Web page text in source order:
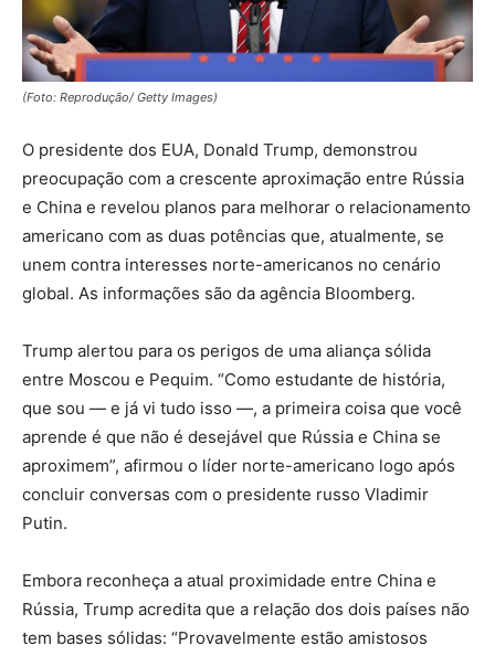
(Foto: Reprodução/ Getty Images)
O presidente dos EUA, Donald Trump, demonstrou
preocupação com a crescente aproximação entre Rússia
e China e revelou planos para melhorar o relacionamento
americano com as duas potências que, atualmente, se
unem contra interesses norte-americanos no cenário
global. As informações são da agência Bloomberg.
Trump alertou para os perigos de uma aliança sólida
entre Moscou e Pequim. “Como estudante de história,
que sou — e já vi tudo isso —, a primeira coisa que você
aprende é que não é desejável que Rússia e China se
aproximem”, afirmou o líder norte-americano logo após
concluir conversas com o presidente russo Vladimir
Putin.
Embora reconheça a atual proximidade entre China e
Rússia, Trump acredita que a relação dos dois países não
tem bases sólidas: “Provavelmente estão amistosos